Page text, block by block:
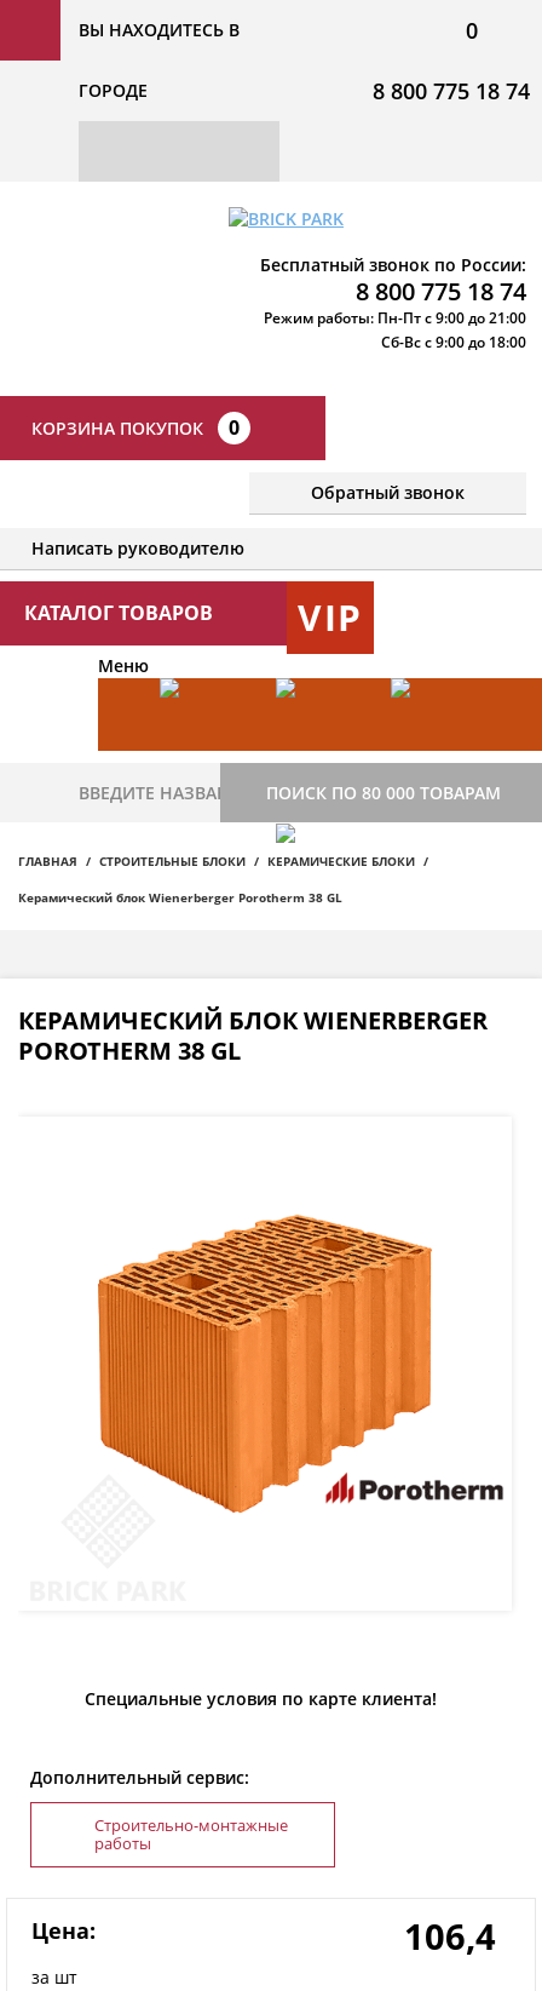
ВЫ НАХОДИТЕСЬ В
ГОРОДЕ
0
8 800 775 18 74
Бесплатный звонок по России:
8 800 775 18 74
Режим работы: Пн-Пт с 9:00 до 21:00
Сб-Вс с 9:00 до 18:00
КОРЗИНА ПОКУПОК 0
Обратный звонок
Написать руководителю
КАТАЛОГ ТОВАРОВ VIP
Меню
ПОИСК ПО 80 000 ТОВАРАМ
ГЛАВНАЯ СТРОИТЕЛЬНЫЕ БЛОКИ КЕРАМИЧЕСКИЕ БЛОКИ
Керамический блок Wienerberger Porotherm 38 GL
КЕРАМИЧЕСКИЙ БЛОК WIENERBERGER
POROTHERM 38 GL
Специальные условия по карте клиента!
Дополнительный сервис:
Строительно-монтажные
работы
Цена:
за шт
106,4